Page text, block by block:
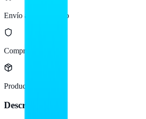
Envío a todo México
Compra protegida
Producto original
Descripción